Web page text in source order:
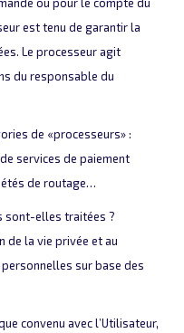
est tenu de garantir la
Le processeur agit
du responsable du
de «processeurs» :
services de paiement
de routage…
sont-elles traitées ?
de la vie privée et au
sur base des
convenu avec l’Utilisateur,